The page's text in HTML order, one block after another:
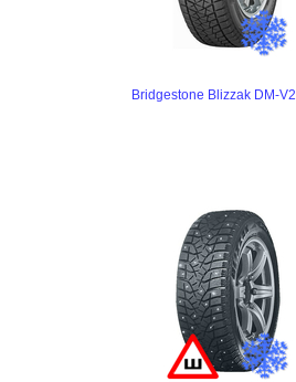
Bridgestone Blizzak DM-V2